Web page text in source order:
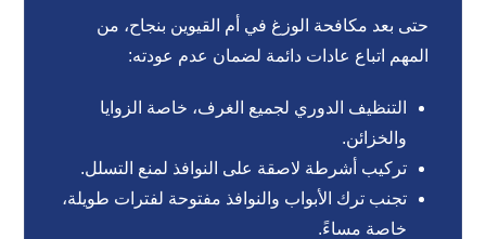
حتى بعد مكافحة الوزغ في أم القيوين بنجاح، من
المهم اتباع عادات دائمة لضمان عدم عودته:
التنظيف الدوري لجميع الغرف، خاصة الزوايا
والخزائن.
تركيب أشرطة لاصقة على النوافذ لمنع التسلل.
تجنب ترك الأبواب والنوافذ مفتوحة لفترات طويلة،
خاصة مساءً.